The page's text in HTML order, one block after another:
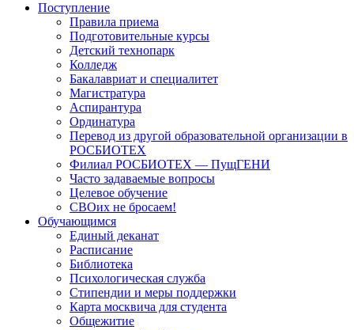
Поступление
Правила приема
Подготовительные курсы
Детский технопарк
Колледж
Бакалавриат и специалитет
Магистратура
Аспирантура
Ординатура
Перевод из другой образовательной организации в
РОСБИОТЕХ
Филиал РОСБИОТЕХ — ПущГЕНИ
Часто задаваемые вопросы
Целевое обучение
СВОих не бросаем!
Обучающимся
Единый деканат
Расписание
Библиотека
Психологическая служба
Стипендии и меры поддержки
Карта москвича для студента
Общежитие